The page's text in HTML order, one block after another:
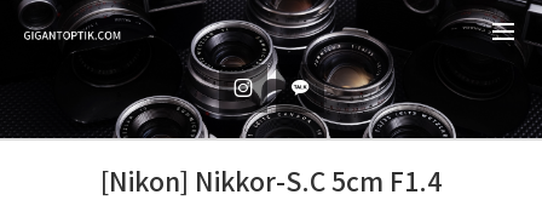
[Nikon] Nikkor-S.C 5cm F1.4